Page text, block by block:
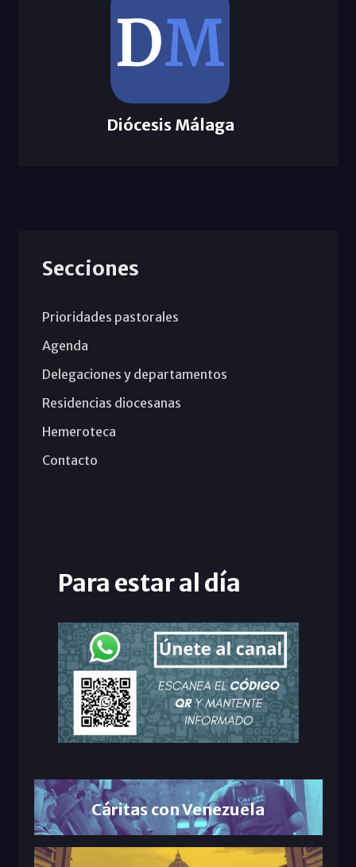
Diócesis Málaga
Secciones
Prioridades pastorales
Agenda
Delegaciones y departamentos
Residencias diocesanas
Hemeroteca
Contacto
Para estar al día
Cáritas con Venezuela